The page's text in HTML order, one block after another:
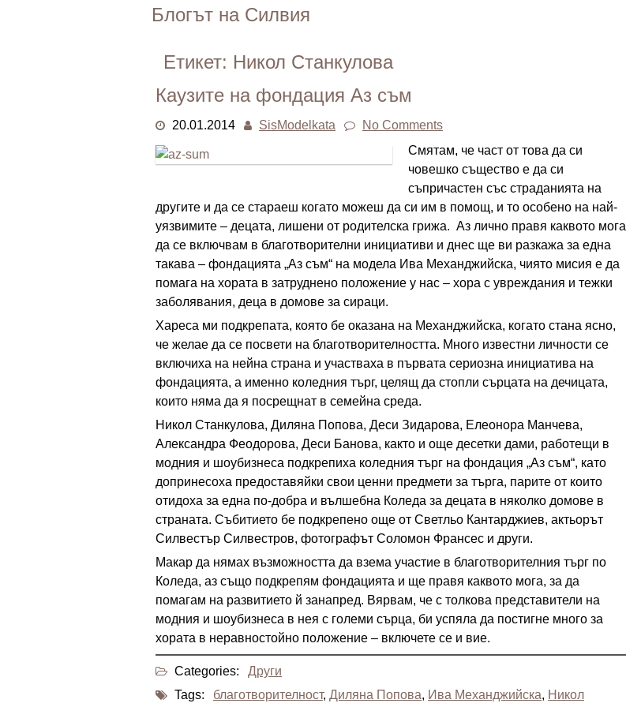
Блогът на Силвия
Етикет: Никол Станкулова
Каузите на фондация Аз съм
20.01.2014 SisModelkata
No Comments
Смятам, че част от това да си
човешко същество е да си
съпричастен със страданията на
другите и да се стараеш когато можеш да си им в помощ, и то особено на най-
уязвимите – децата, лишени от родителска грижа. Аз лично правя каквото мога
да се включвам в благотворителни инициативи и днес ще ви разкажа за една
такава – фондацията „Аз съм“ на модела Ива Механджийска, чиято мисия е да
помага на хората в затруднено положение у нас – хора с увреждания и тежки
заболявания, деца в домове за сираци.
Хареса ми подкрепата, която бе оказана на Механджийска, когато стана ясно,
че желае да се посвети на благотворителността. Много известни личности се
включиха на нейна страна и участваха в първата сериозна инициатива на
фондацията, а именно коледния търг, целящ да стопли сърцата на дечицата,
които няма да я посрещнат в семейна среда.
Никол Станкулова, Диляна Попова, Деси Зидарова, Елеонора Манчева,
Александра Феодорова, Деси Банова, както и още десетки дами, работещи в
модния и шоубизнеса подкрепиха коледния търг на фондация „Аз съм“, като
допринесоха предоставяйки свои ценни предмети за търга, парите от които
отидоха за една по-добра и вълшебна Коледа за децата в няколко домове в
страната. Събитието бе подкрепено още от Светльо Кантарджиев, актьорът
Силвестър Силвестров, фотографът Соломон Франсес и други.
Макар да нямах възможността да взема участие в благотворителния търг по
Коледа, аз също подкрепям фондацията и ще правя каквото мога, за да
помагам на развитието й занапред. Вярвам, че с толкова представители на
модния и шоубизнеса в нея с големи сърца, би успяла да постигне много за
хората в неравностойно положение – включете се и вие.
Categories:
Други
Tags:
благотворителност, Диляна Попова, Ива Механджийска, Никол